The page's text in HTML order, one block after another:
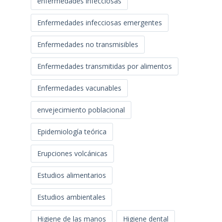
Enfermedades infecciosas emergentes
Enfermedades no transmisibles
Enfermedades transmitidas por alimentos
Enfermedades vacunables
envejecimiento poblacional
Epidemiología teórica
Erupciones volcánicas
Estudios alimentarios
Estudios ambientales
Higiene de las manos Higiene dental